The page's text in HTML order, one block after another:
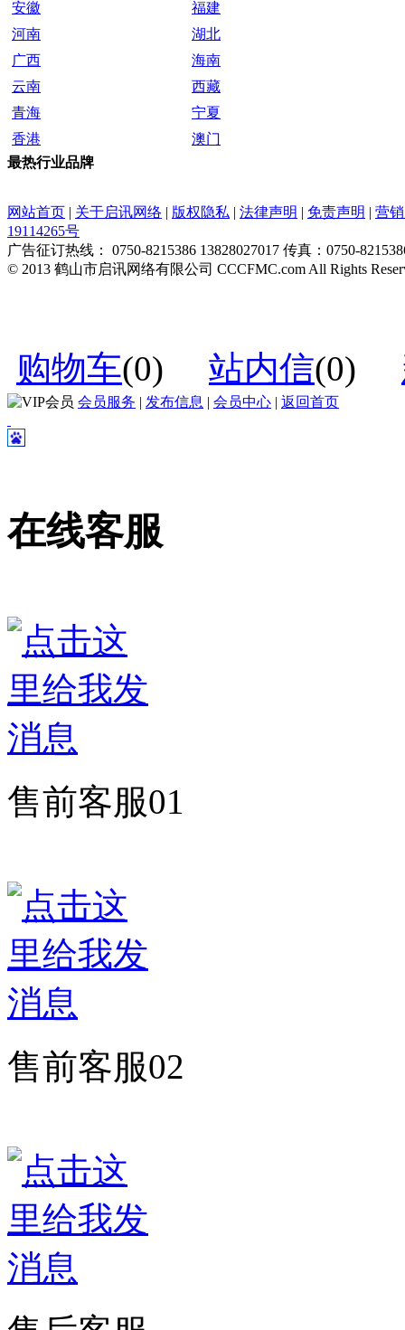
安徽
福建
河南
湖北
广西
海南
云南
西藏
青海
宁夏
香港
澳门
最热行业品牌
网站首页 | 关于启讯网络 | 版权隐私 | 法律声明 | 免责声明 | 营
19114265号
广告征订热线： 0750-8215386 13828027017 传真：0750-
© 2013 鹤山市启讯网络有限公司 CCCFMC.com All Rights
购物车(0) 站内信(0)
会员服务 | 发布信息 | 会员中心 | 返回首页
在线客服
售前客服01
售前客服02